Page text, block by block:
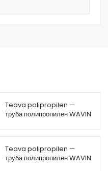
Teava polipropilen —
труба полипропилен WAVIN
Teava polipropilen —
труба полипропилен WAVIN